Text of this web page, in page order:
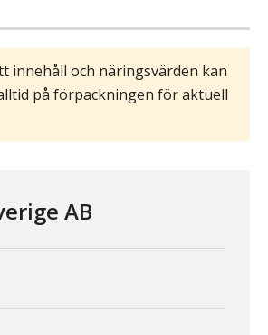
innehåll och näringsvärden kan
på förpackningen för aktuell
AB